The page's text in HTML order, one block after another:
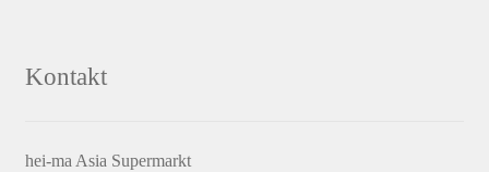
Kontakt
hei-ma Asia Supermarkt